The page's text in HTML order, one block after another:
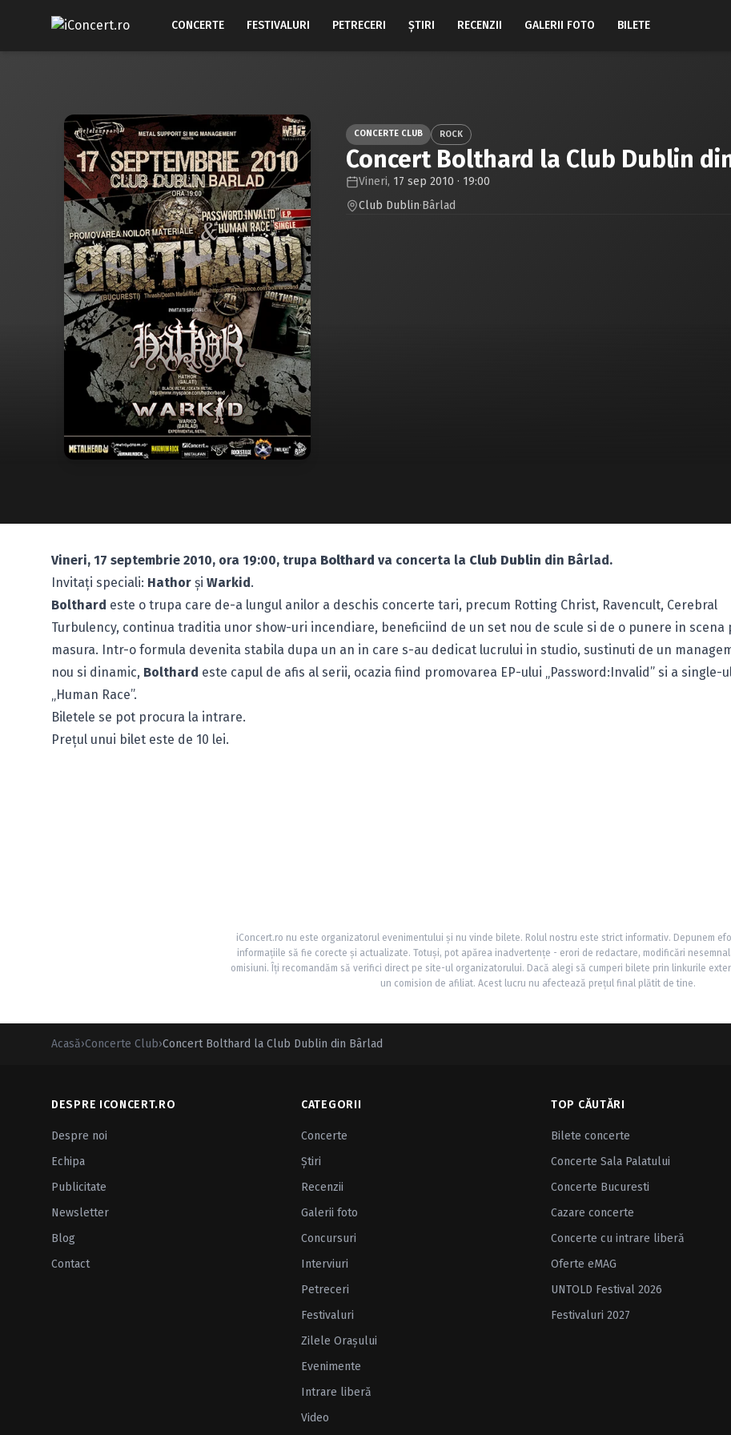
CONCERTE FESTIVALURI PETRECERI ŞTIRI RECENZII GALERII FOTO BILETE
CONCERTE CLUB ROCK
Concert Bolthard la Club Dublin
Vineri, 17 sep 2010 · 19:00
Club Dublin·Bârlad
Vineri, 17 septembrie 2010, ora 19:00, trupa Bolthard va concerta la Club Dublin din Bârlad.
Invitaţi speciali: Hathor şi Warkid.
Bolthard este o trupa care de-a lungul anilor a deschis concerte tari, precum Rotting Christ, Ravencult, Cerebral
Turbulency, continua traditia unor show-uri incendiare, beneficiind de un set nou de scule si de o punere in scena
masura. Intr-o formula devenita stabila dupa un an in care s-au dedicat lucrului in studio, sustinuti de un
nou si dinamic, Bolthard este capul de afis al serii, ocazia fiind promovarea EP-ului „Password:Invalid” si a single-
„Human Race”.
Biletele se pot procura la intrare.
Preţul unui bilet este de 10 lei.
iConcert.ro nu este organizatorul evenimentului și nu vinde bilete. Rolul nostru este strict informativ. Depunem
informațiile să fie corecte și actualizate. Totuși, pot apărea inadvertențe - erori de redactare, modificări
omisiuni. Îți recomandăm să verifici direct pe site-ul organizatorului. Dacă alegi să cumperi bilete prin linkurile
un comision de afiliat. Acest lucru nu afectează prețul final plătit de tine.
Acasă›Concerte Club›Concert Bolthard la Club Dublin din Bârlad
DESPRE ICONCERT.RO
Despre noi
Echipa
Publicitate
Newsletter
Blog
Contact
CATEGORII
Concerte
Ştiri
Recenzii
Galerii foto
Concursuri
Interviuri
Petreceri
Festivaluri
Zilele Oraşului
Evenimente
Intrare liberă
Video
TOP CĂUTĂRI
Bilete concerte
Concerte Sala Palatului
Concerte Bucuresti
Cazare concerte
Concerte cu intrare liberă
Oferte eMAG
UNTOLD Festival 2026
Festivaluri 2027